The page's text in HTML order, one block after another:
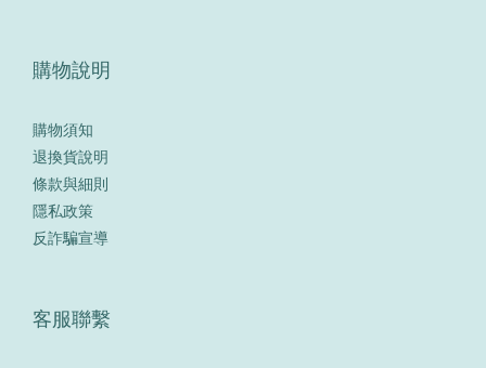
購物說明
購物須知
退換貨說明
條款與細則
隱私政策
反詐騙宣導
客服聯繫